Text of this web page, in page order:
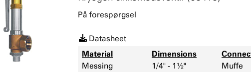
På forespørgsel
Datasheet
Material
Messing
Dimensions
1/4" - 1½"
Muffe